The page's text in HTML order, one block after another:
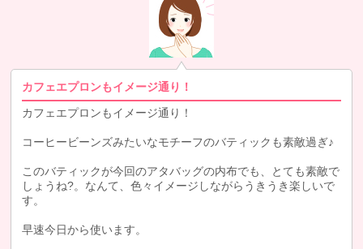
カフェエプロンもイメージ通り！
カフェエプロンもイメージ通り！
コーヒービーンズみたいなモチーフのバティックも素敵過ぎ♪
このバティックが今回のアタバッグの内布でも、とても素敵で
しょうね?。なんて、色々イメージしながらうきうき楽しいで
す。
早速今日から使います。